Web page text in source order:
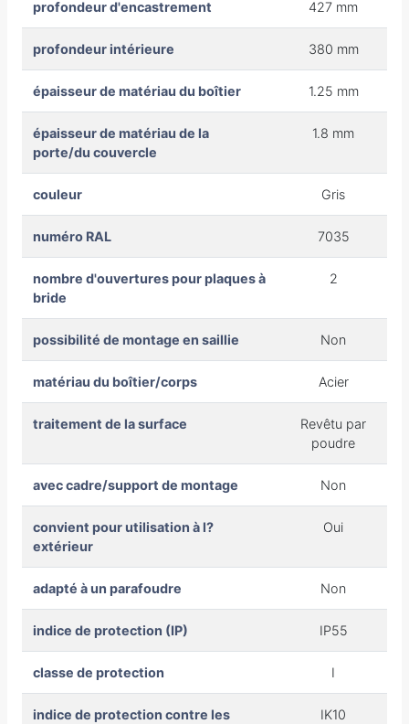
profondeur d'encastrement 427 mm
profondeur intérieure 380 mm
épaisseur de matériau du boîtier 1.25 mm
épaisseur de matériau de la
porte/du couvercle
1.8 mm
couleur Gris
numéro RAL 7035
nombre d'ouvertures pour plaques à
bride
2
possibilité de montage en saillie Non
matériau du boîtier/corps Acier
traitement de la surface
Revêtu par
poudre
avec cadre/support de montage Non
convient pour utilisation à l?
extérieur
Oui
adapté à un parafoudre Non
indice de protection (IP) IP55
classe de protection I
indice de protection contre les
IK10